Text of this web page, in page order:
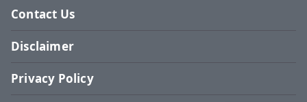
Contact Us
Disclaimer
Privacy Policy